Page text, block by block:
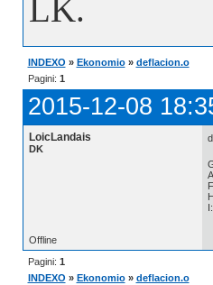
LK.
INDEXO » Ekonomio » deflacion.o
Pagini: 1
2015-12-08
LoicLandais
DK
Offline
Pagini: 1
INDEXO » Ekonomio » deflacion.o